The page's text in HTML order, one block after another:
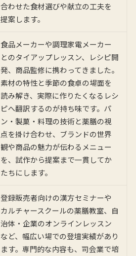
合わせた食材選びや献立の工夫を
提案します。
食品メーカーや調理家電メーカー
とのタイアップレッスン、レシピ開
発、商品監修に携わってきました。
素材の特性と季節の食卓の場面を
読み解き、実際に作りたくなるレシ
ピへ翻訳するのが持ち味です。パ
ン・製菓・料理の技術と薬膳の視
点を掛け合わせ、ブランドの世界
観や商品の魅力が伝わるメニュー
を、試作から提案まで一貫してか
たちにします。
登録販売者向けの漢方セミナーや
カルチャースクールの薬膳教室、自
治体・企業のオンラインレッスン
など、幅広い場での登壇実績があり
ます。専門的な内容も、司会業で培